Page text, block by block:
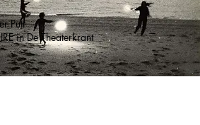
Putt
in De Theaterkrant